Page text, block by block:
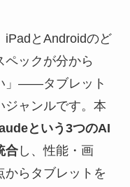
iPadとAndroidのど
ペックが分から
」——タブレット
ジャンルです。本
という3つのAI
合し、性能・画
からタブレットを